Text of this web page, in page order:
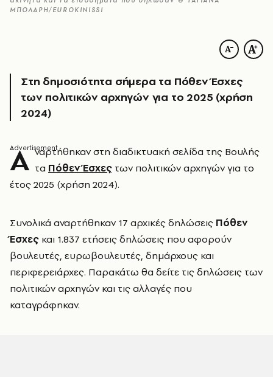
ΜΠΟΛΑΡΗ/EUROKINISSI
Στη δημοσιότητα σήμερα τα Πόθεν Έσχες
των πολιτικών αρχηγών για το 2025 (χρήση
2024)
Α ναρτήθηκαν στη διαδικτυακή σελίδα της Βουλής
τα Πόθεν Έσχες των πολιτικών αρχηγών για το
έτος 2025 (χρήση 2024).
Συνολικά αναρτήθηκαν 17 αρχικές δηλώσεις Πόθεν
Έσχες και 1.837 ετήσεις δηλώσεις που αφορούν
βουλευτές, ευρωβουλευτές, δημάρχους και
περιφερειάρχες. Παρακάτω θα δείτε τις δηλώσεις των
πολιτικών αρχηγών και τις αλλαγές που
καταγράφηκαν.